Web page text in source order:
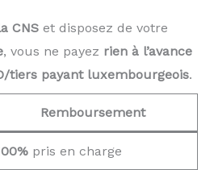
CNS et disposez de votre
, vous ne payez rien à l’avance
tiers payant luxembourgeois.
Remboursement
pris en charge